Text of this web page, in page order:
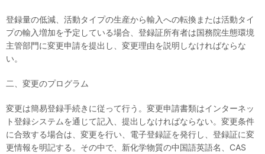
登録量の低減、活動タイプの生産から輸入への転換または活動タイ
プの輸入増加を予定している場合、登録証所有者は国務院生態環境
主管部門に変更申請を提出し、変更理由を説明しなければならな
い。
二、変更のプログラム
変更は簡易登録手続きに従って行う。変更申請書類はインターネッ
ト登録システムを通じて記入、提出しなければならない。変更条件
に合致する場合は、変更を行い、電子登録証を発行し、登録証に変
更情報を明記する。その中で、新化学物質の中国語英語名、CAS